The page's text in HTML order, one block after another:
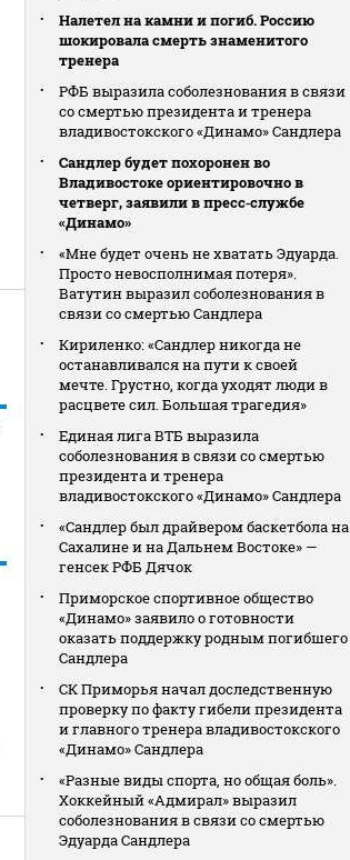
Налетел на камни и погиб. Россию
шокировала смерть знаменитого
тренера
РФБ выразила соболезнования в связи
со смертью президента и тренера
владивостокского «Динамо» Сандлера
Сандлер будет похоронен во
Владивостоке ориентировочно в
четверг, заявили в пресс‑службе
«Динамо»
«Мне будет очень не хватать Эдуарда.
Просто невосполнимая потеря».
Ватутин выразил соболезнования в
связи со смертью Сандлера
Кириленко: «Сандлер никогда не
останавливался на пути к своей
мечте. Грустно, когда уходят люди в
расцвете сил. Большая трагедия»
Единая лига ВТБ выразила
соболезнования в связи со смертью
президента и тренера
владивостокского «Динамо» Сандлера
«Сандлер был драйвером баскетбола на
Сахалине и на Дальнем Востоке» —
генсек РФБ Дячок
Приморское спортивное общество
«Динамо» заявило о готовности
оказать поддержку родным погибшего
Сандлера
СК Приморья начал доследственную
проверку по факту гибели президента
и главного тренера владивостокского
«Динамо» Сандлера
«Разные виды спорта, но общая боль».
Хоккейный «Адмирал» выразил
соболезнования в связи со смертью
Эдуарда Сандлера